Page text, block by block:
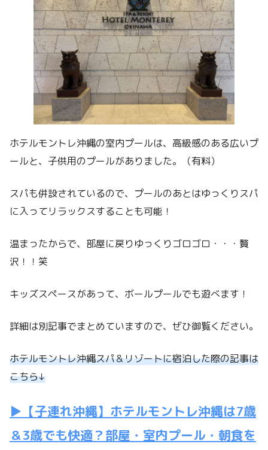
ホテルモントレ沖縄の室内プールは、高級感のある広いプ
ールと、子供用のプールがありました。（有料）
スパも併設されているので、プールのあとはゆっくりスパ
に入ってリラックスすることも可能！
温まったからで、部屋に戻りゆっくりゴロゴロ・・・贅
沢！！笑
キッズスペースがあって、ボールプールでも遊べます！
詳細は別記事でまとめていますので、ぜひ御覧ください。
ホテルモントレ沖縄スパ＆リゾートに宿泊した際の記事は
こちら↓
▶【子連れ沖縄】ホテルモントレ沖縄は7歳
＆3歳でも快適？部屋・室内プール・朝食を